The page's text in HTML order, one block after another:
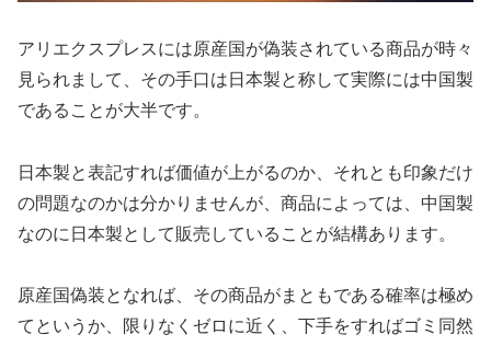
アリエクスプレスには原産国が偽装されている商品が時々
見られまして、その手口は日本製と称して実際には中国製
であることが大半です。
日本製と表記すれば価値が上がるのか、それとも印象だけ
の問題なのかは分かりませんが、商品によっては、中国製
なのに日本製として販売していることが結構あります。
原産国偽装となれば、その商品がまともである確率は極め
てというか、限りなくゼロに近く、下手をすればゴミ同然